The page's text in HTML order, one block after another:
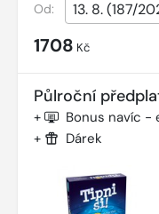
Od:
1708 Kč
Půlroční
+ Bonus navíc -
+ Dárek